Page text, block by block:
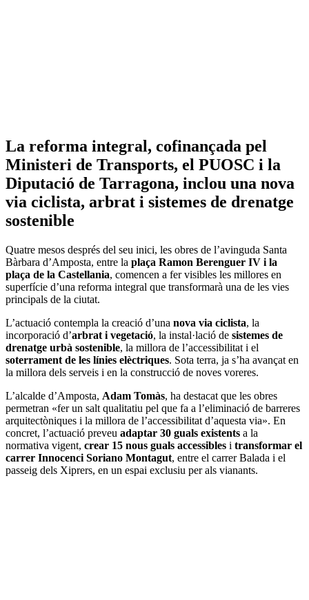
La reforma integral, cofinançada pel
Ministeri de Transports, el PUOSC i la
Diputació de Tarragona, inclou una nova
via ciclista, arbrat i sistemes de drenatge
sostenible
Quatre mesos després del seu inici, les obres de l’avinguda Santa
Bàrbara d’Amposta, entre la plaça Ramon Berenguer IV i la
plaça de la Castellania, comencen a fer visibles les millores en
superfície d’una reforma integral que transformarà una de les vies
principals de la ciutat.
L’actuació contempla la creació d’una nova via ciclista, la
incorporació d’arbrat i vegetació, la instal·lació de sistemes de
drenatge urbà sostenible, la millora de l’accessibilitat i el
soterrament de les línies elèctriques. Sota terra, ja s’ha avançat en
la millora dels serveis i en la construcció de noves voreres.
L’alcalde d’Amposta, Adam Tomàs, ha destacat que les obres
permetran «fer un salt qualitatiu pel que fa a l’eliminació de barreres
arquitectòniques i la millora de l’accessibilitat d’aquesta via». En
concret, l’actuació preveu adaptar 30 guals existents a la
normativa vigent, crear 15 nous guals accessibles i transformar el
carrer Innocenci Soriano Montagut, entre el carrer Balada i el
passeig dels Xiprers, en un espai exclusiu per als vianants.